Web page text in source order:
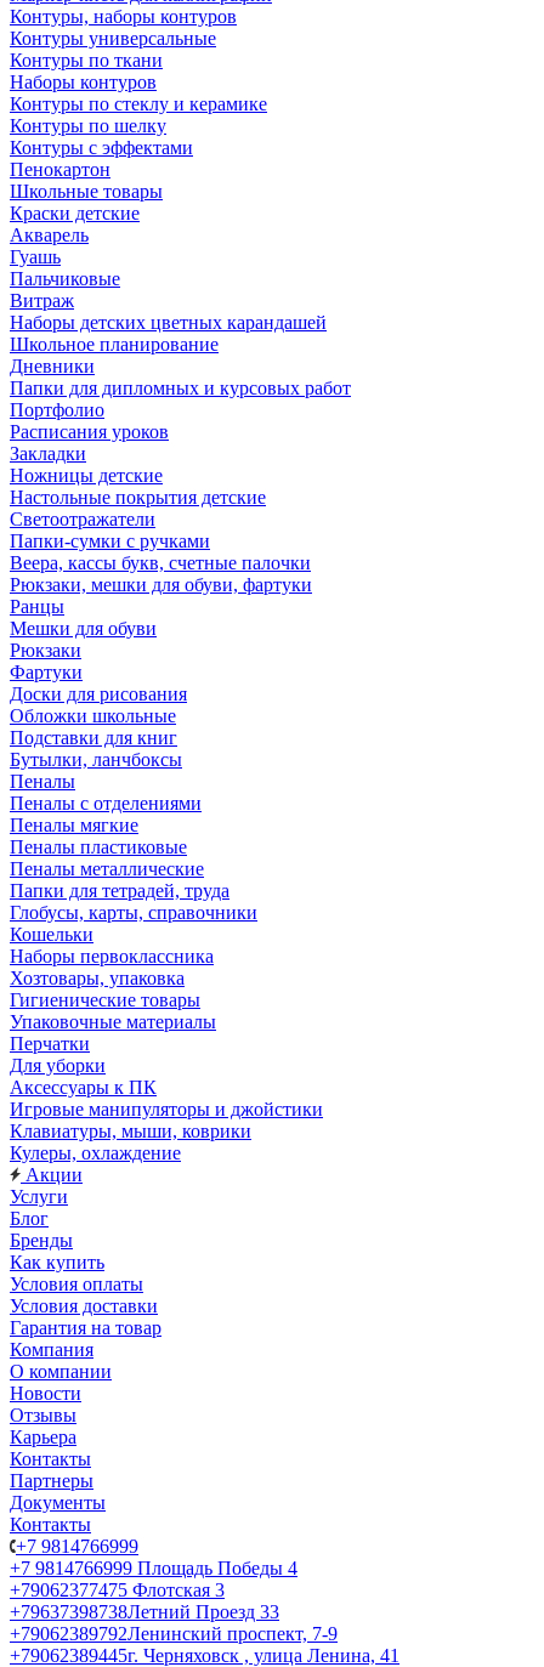
Контуры, наборы контуров
Контуры универсальные
Контуры по ткани
Наборы контуров
Контуры по стеклу и керамике
Контуры по шелку
Контуры с эффектами
Пенокартон
Школьные товары
Краски детские
Акварель
Гуашь
Пальчиковые
Витраж
Наборы детских цветных карандашей
Школьное планирование
Дневники
Папки для дипломных и курсовых работ
Портфолио
Расписания уроков
Закладки
Ножницы детские
Настольные покрытия детские
Светоотражатели
Папки-сумки с ручками
Веера, кассы букв, счетные палочки
Рюкзаки, мешки для обуви, фартуки
Ранцы
Мешки для обуви
Рюкзаки
Фартуки
Доски для рисования
Обложки школьные
Подставки для книг
Бутылки, ланчбоксы
Пеналы
Пеналы с отделениями
Пеналы мягкие
Пеналы пластиковые
Пеналы металлические
Папки для тетрадей, труда
Глобусы, карты, справочники
Кошельки
Наборы первоклассника
Хозтовары, упаковка
Гигиенические товары
Упаковочные материалы
Перчатки
Для уборки
Аксессуары к ПК
Игровые манипуляторы и джойстики
Клавиатуры, мыши, коврики
Кулеры, охлаждение
Акции
Услуги
Блог
Бренды
Как купить
Условия оплаты
Условия доставки
Гарантия на товар
Компания
О компании
Новости
Отзывы
Карьера
Контакты
Партнеры
Документы
Контакты
+7 9814766999
+7 9814766999 Площадь Победы 4
+79062377475 Флотская 3
+79637398738Летний Проезд 33
+79062389792Ленинский проспект, 7-9
+79062389445г. Черняховск , улица Ленина, 41